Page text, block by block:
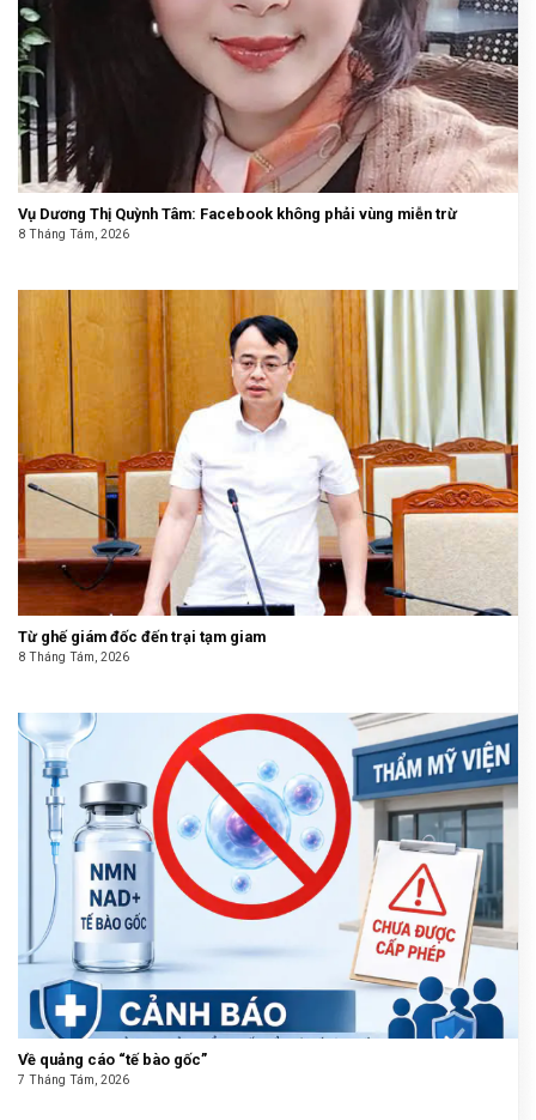
Vụ Dương Thị Quỳnh Tâm: Facebook không phải vùng miễn trừ
8 Tháng Tám, 2026
Từ ghế giám đốc đến trại tạm giam
8 Tháng Tám, 2026
Về quảng cáo “tế bào gốc”
7 Tháng Tám, 2026